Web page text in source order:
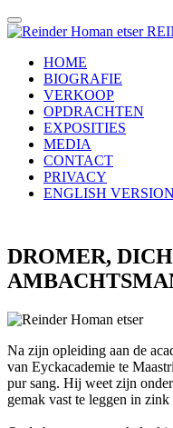
HOME
BIOGRAFIE
VERKOOP
OPDRACHTEN
EXPOSITIES
MEDIA
CONTACT
PRIVACY
ENGLISH VERSION
DROMER,
Na zijn opleiding aan de
van Eyckacademie te
pur sang. Hij weet zijn
gemak vast te leggen in zink